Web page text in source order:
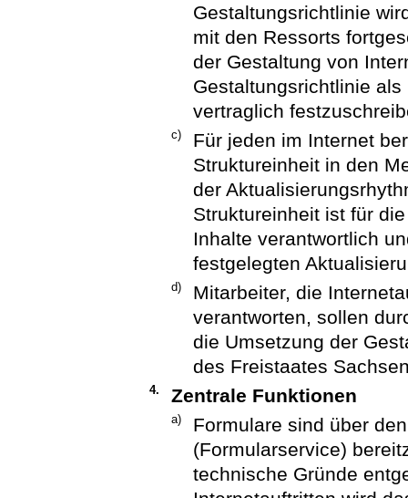
Gestaltungsrichtlinie
mit den Ressorts
der Gestaltung von
Gestaltungsrichtlinie
vertraglich
c)
Für jeden im Internet
Struktureinheit in den
der
Struktureinheit ist für
Inhalte verantwortlich
festgelegten
d)
Mitarbeiter, die
verantworten, sollen
die Umsetzung der
des Freistaates
4. Zentrale Funktionen
a)
Formulare sind über
(Formularservice)
technische Gründe